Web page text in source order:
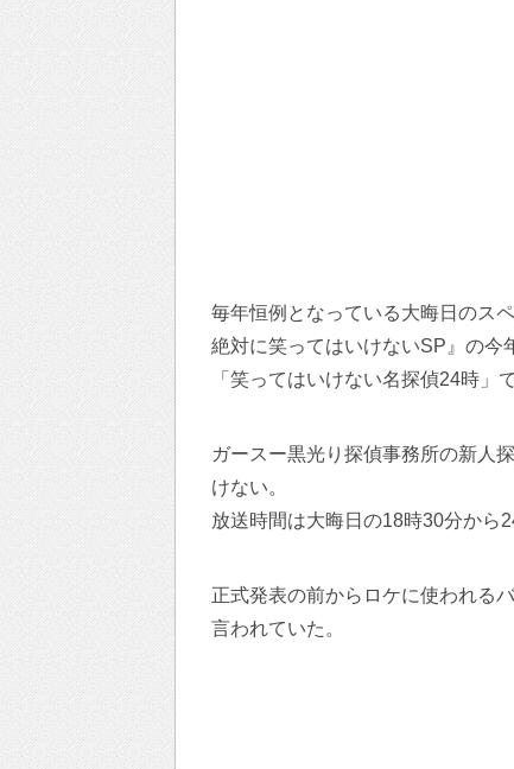
毎年恒例となっている大晦日のス
絶対に笑ってはいけないSP』の今
「笑ってはいけない名探偵24時」
ガースー黒光り探偵事務所の新人
けない。
放送時間は大晦日の18時30分から
正式発表の前からロケに使われる
言われていた。